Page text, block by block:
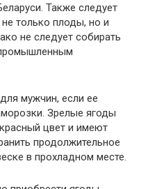
Также следует
только плоды, но и
не следует собирать
мужчин, если ее
Зрелые ягоды
цвет и имеют
продолжительное
в прохладном месте.